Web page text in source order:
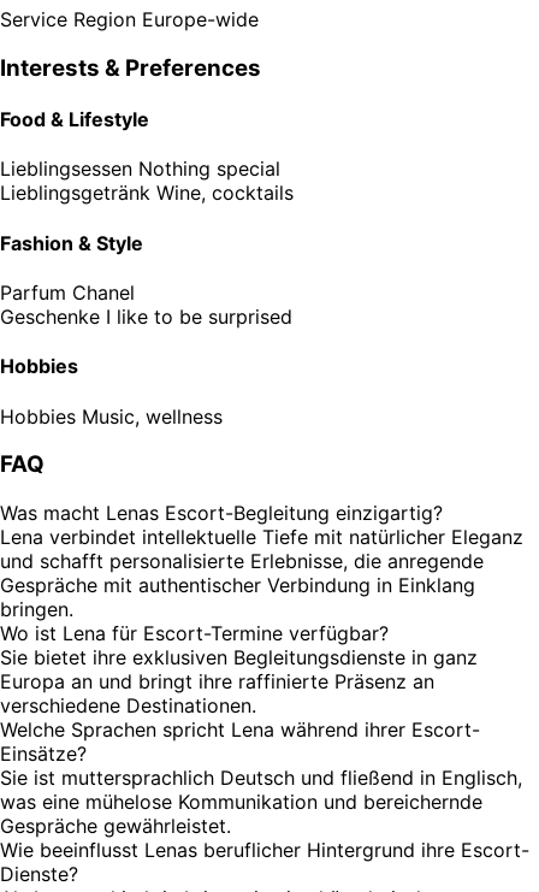
Service Region Europe-wide
Interests & Preferences
Food & Lifestyle
Lieblingsessen Nothing special
Lieblingsgetränk Wine, cocktails
Fashion & Style
Parfum Chanel
Geschenke I like to be surprised
Hobbies
Hobbies Music, wellness
FAQ
Was macht Lenas Escort-Begleitung einzigartig?
Lena verbindet intellektuelle Tiefe mit natürlicher Eleganz
und schafft personalisierte Erlebnisse, die anregende
Gespräche mit authentischer Verbindung in Einklang
bringen.
Wo ist Lena für Escort-Termine verfügbar?
Sie bietet ihre exklusiven Begleitungsdienste in ganz
Europa an und bringt ihre raffinierte Präsenz an
verschiedene Destinationen.
Welche Sprachen spricht Lena während ihrer Escort-
Einsätze?
Sie ist muttersprachlich Deutsch und fließend in Englisch,
was eine mühelose Kommunikation und bereichernde
Gespräche gewährleistet.
Wie beeinflusst Lenas beruflicher Hintergrund ihre Escort-
Dienste?